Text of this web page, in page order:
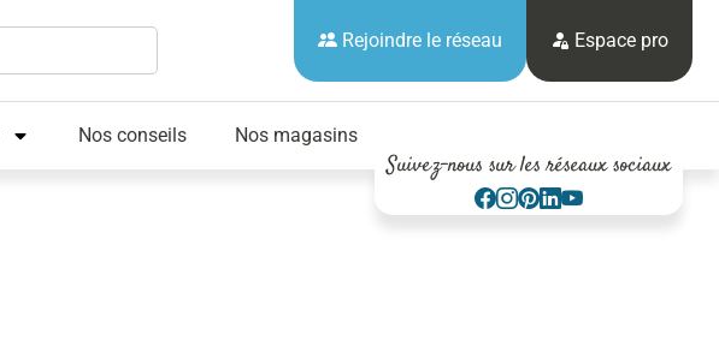
Rejoindre le réseau Espace pro
Nos conseils Nos magasins
Suivez-nous sur les réseaux sociaux